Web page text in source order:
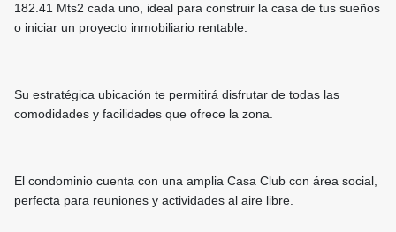
182.41 Mts2 cada uno, ideal para construir la casa de tus sueños
o iniciar un proyecto inmobiliario rentable.
Su estratégica ubicación te permitirá disfrutar de todas las
comodidades y facilidades que ofrece la zona.
El condominio cuenta con una amplia Casa Club con área social,
perfecta para reuniones y actividades al aire libre.